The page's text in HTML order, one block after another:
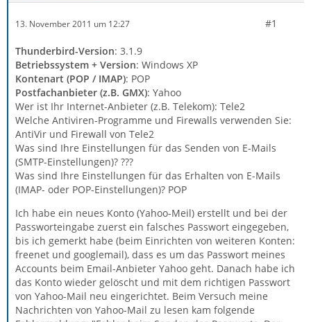
13. November 2011 um 12:27 #1
Thunderbird-Version: 3.1.9
Betriebssystem + Version: Windows XP
Kontenart (POP / IMAP): POP
Postfachanbieter (z.B. GMX): Yahoo
Wer ist Ihr Internet-Anbieter (z.B. Telekom): Tele2
Welche Antiviren-Programme und Firewalls verwenden Sie:
AntiVir und Firewall von Tele2
Was sind Ihre Einstellungen für das Senden von E-Mails
(SMTP-Einstellungen)? ???
Was sind Ihre Einstellungen für das Erhalten von E-Mails
(IMAP- oder POP-Einstellungen)? POP
Ich habe ein neues Konto (Yahoo-Meil) erstellt und bei der
Passworteingabe zuerst ein falsches Passwort eingegeben,
bis ich gemerkt habe (beim Einrichten von weiteren Konten:
freenet und googlemail), dass es um das Passwort meines
Accounts beim Email-Anbieter Yahoo geht. Danach habe ich
das Konto wieder gelöscht und mit dem richtigen Passwort
von Yahoo-Mail neu eingerichtet. Beim Versuch meine
Nachrichten von Yahoo-Mail zu lesen kam folgende